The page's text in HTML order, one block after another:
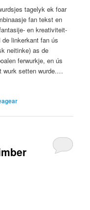
tagelyk ek foar
fan tekst en
en kreativiteit-
linkerkant fan ús
neitinke) as de
ferwurkje, en ús
wurk setten wurde.…